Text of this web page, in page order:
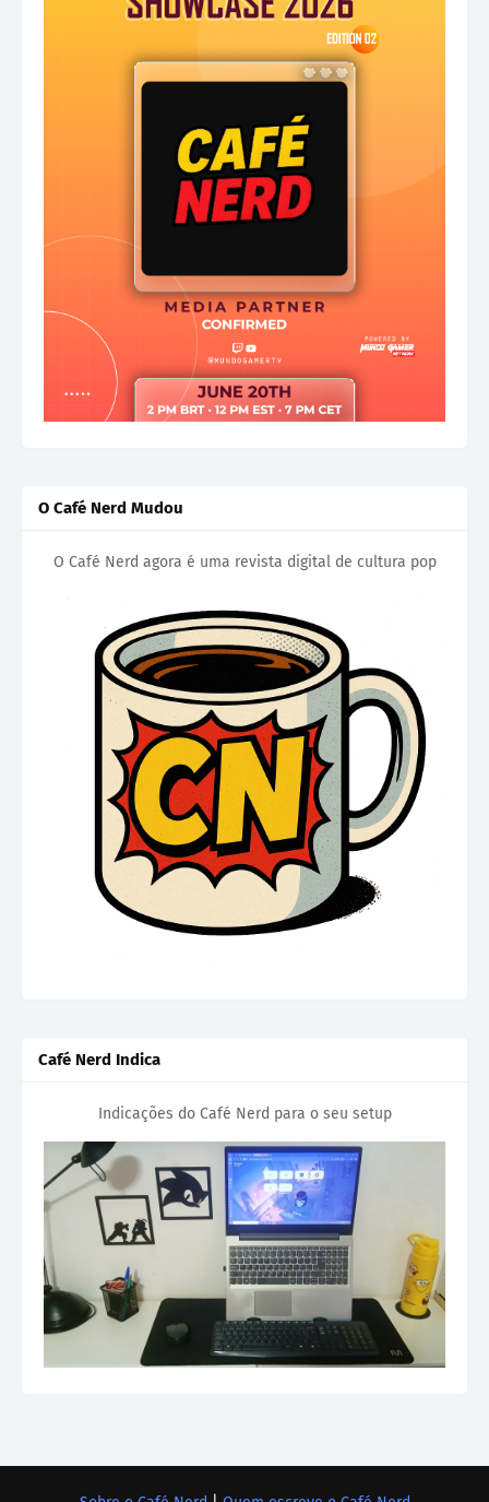
O Café Nerd Mudou
O Café Nerd agora é uma revista digital de cultura pop
Café Nerd Indica
Indicações do Café Nerd para o seu setup